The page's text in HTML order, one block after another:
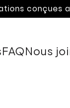
conçues avec
FAQNous